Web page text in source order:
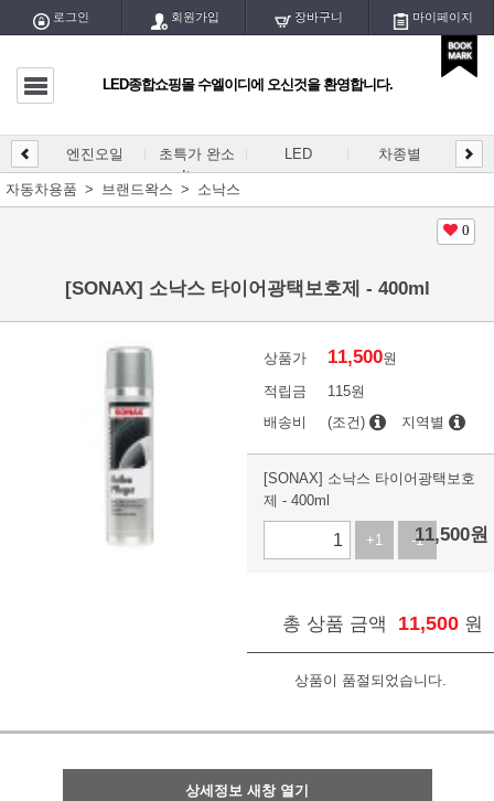
마이페이지
엔진오일
초특가 완소 Item
DIY용 블럭/홀더
LED실내등/전구
LED전조등/안개등/할로겐 램프
DIY KIT
동호회 업로드
로그인 회원가입 장바구니 마이페이지
LED종합쇼핑몰 수엘이디에 오신것을 환영합니다.
엔진오일
초특가 완소
Item
LED 차종별 DIY
LED
개등/
자동차용품 브랜드왁스 소낙스
0
[SONAX] 소낙스 타이어광택보호제 - 400ml
상품가 11,500원
적립금
115원
배송비
(조건) 지역별
[SONAX] 소낙스 타이어광택보호
제 - 400ml
+1 -111,500원
총 상품 금액 11,500 원
상품이 품절되었습니다.
상세정보 새창 열기